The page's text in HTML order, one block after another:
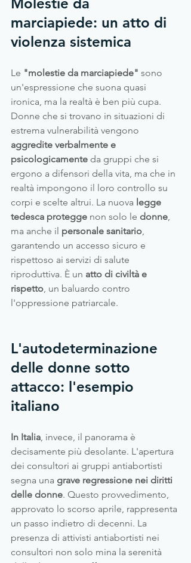
marciapiede: un atto di
violenza sistemica
Le "molestie da marciapiede" sono
un'espressione che suona quasi
ironica, ma la realtà è ben più cupa.
Donne che si trovano in situazioni di
estrema vulnerabilità vengono
aggredite verbalmente e
psicologicamente da gruppi che si
ergono a difensori della vita, ma che in
realtà impongono il loro controllo su
corpi e scelte altrui. La nuova legge
tedesca protegge non solo le donne,
ma anche il personale sanitario,
garantendo un accesso sicuro e
rispettoso ai servizi di salute
riproduttiva. È un atto di civiltà e
rispetto, un baluardo contro
l'oppressione patriarcale.
L'autodeterminazione
delle donne sotto
attacco: l'esempio
italiano
In Italia, invece, il panorama è
decisamente più desolante. L'apertura
dei consultori ai gruppi antiabortisti
segna una grave regressione nei diritti
delle donne. Questo provvedimento,
approvato lo scorso aprile, rappresenta
un passo indietro di decenni. La
presenza di attivisti antiabortisti nei
consultori non solo mina la serenità